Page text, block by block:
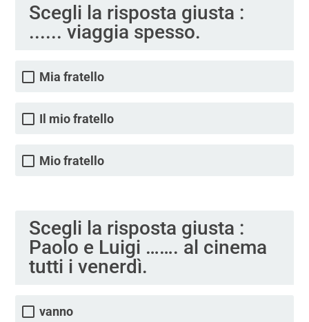
Scegli la risposta giusta :
...... viaggia spesso.
Mia fratello
Il mio fratello
Mio fratello
Scegli la risposta giusta :
Paolo e Luigi ……. al cinema
tutti i venerdì.
vanno